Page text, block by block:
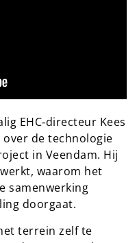
EHC‑directeur Kees
de technologie
in Veendam. Hij
waarom het
samenwerking
doorgaat.
terrein zelf te